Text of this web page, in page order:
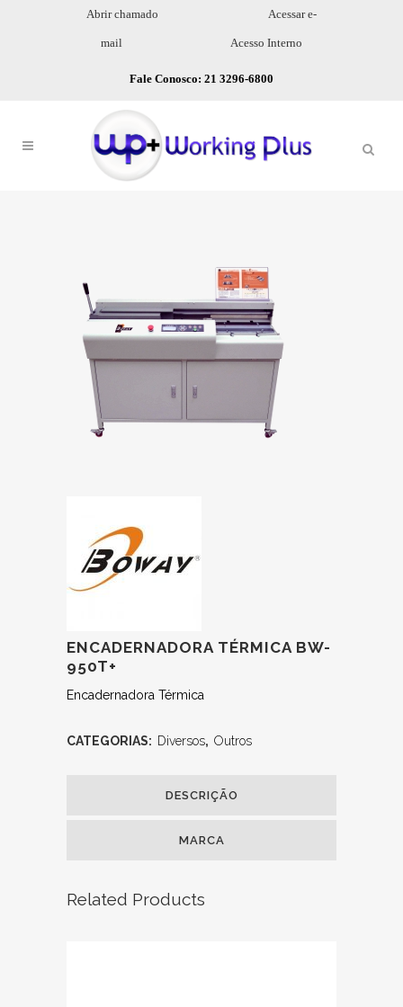
Abrir chamado Acessar e-
mail Acesso Interno
Fale Conosco: 21 3296-6800
ENCADERNADORA TÉRMICA BW-
950T+
Encadernadora Térmica
CATEGORIAS: Diversos, Outros
DESCRIÇÃO
MARCA
Related Products